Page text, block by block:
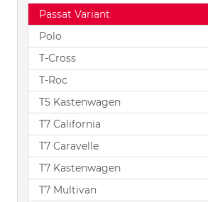
Passat Variant
Polo
T-Cross
T-Roc
T5 Kastenwagen
T7 California
T7 Caravelle
T7 Kastenwagen
T7 Multivan